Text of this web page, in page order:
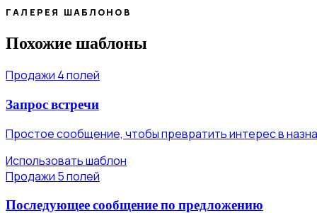
ГАЛЕРЕЯ ШАБЛОНОВ
Похожие шаблоны
Продажи 4 полей
Запрос встречи
Простое сообщение, чтобы превратить интерес в
Использовать шаблон
Продажи 5 полей
Последующее сообщение по предложению